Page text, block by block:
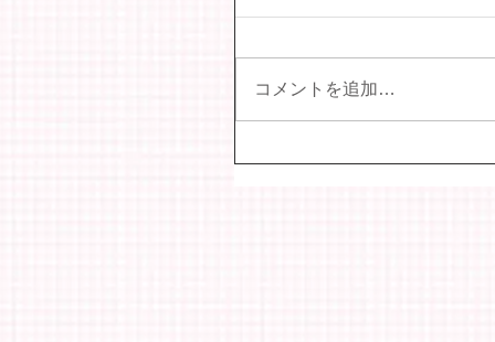
コメントを追加…